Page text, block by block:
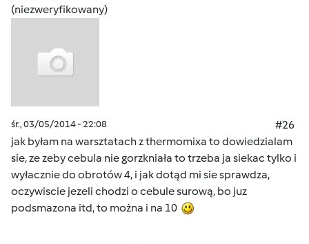
(niezweryfikowany)
śr., 03/05/2014 - 22:08
#26
jak byłam na warsztatach z thermomixa to dowiedzialam
sie, ze zeby cebula nie gorzkniała to trzeba ja siekac tylko i
wyłacznie do obrotów 4, i jak dotąd mi sie sprawdza,
oczywiscie jezeli chodzi o cebule surową, bo juz
podsmazona itd, to można i na 10